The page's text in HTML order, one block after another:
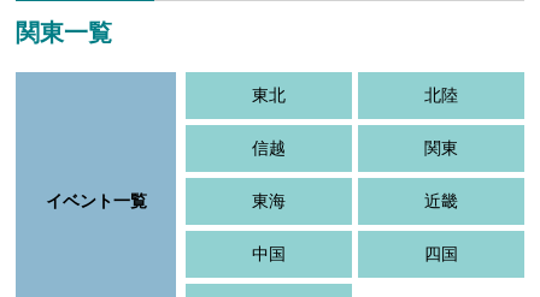
関東一覧
イベント一覧
東北 北陸
信越 関東
東海 近畿
中国 四国